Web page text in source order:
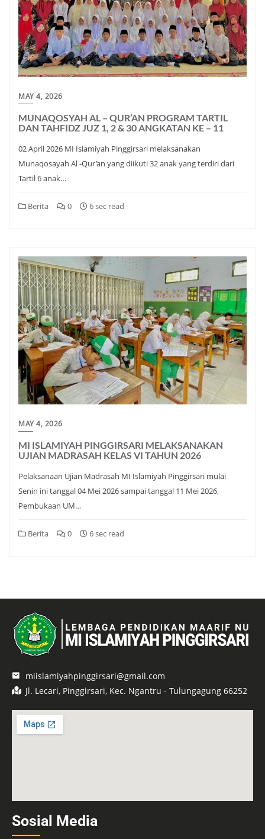
MAY 4, 2026
MUNAQOSYAH AL – QUR’AN PROGRAM TARTIL
DAN TAHFIDZ JUZ 1, 2 & 30 ANGKATAN KE – 11
02 April 2026 MI Islamiyah Pinggirsari melaksanakan
Munaqosayah Al -Qur’an yang diikuti 32 anak yang terdiri dari
Tartil 6 anak…
Berita 0 6 sec read
MAY 4, 2026
MI ISLAMIYAH PINGGIRSARI MELAKSANAKAN
UJIAN MADRASAH KELAS VI TAHUN 2026
Pelaksanaan Ujian Madrasah MI Islamiyah Pinggirsari mulai
Senin ini tanggal 04 Mei 2026 sampai tanggal 11 Mei 2026,
Pembukaan UM…
Berita 0 6 sec read
miislamiyahpinggirsari@gmail.com
Jl. Lecari, Pinggirsari, Kec. Ngantru - Tulungagung 66252
Sosial Media